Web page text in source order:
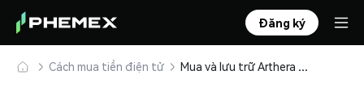
Đăng ký
Cách mua tiền điện tử Mua và lưu trữ Arthera (ARTHERA) an toàn